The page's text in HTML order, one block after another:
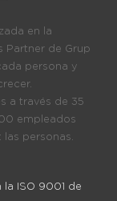
en la
Partner de Grup
persona y
a través de 35
empleados
personas.
ISO 9001 de